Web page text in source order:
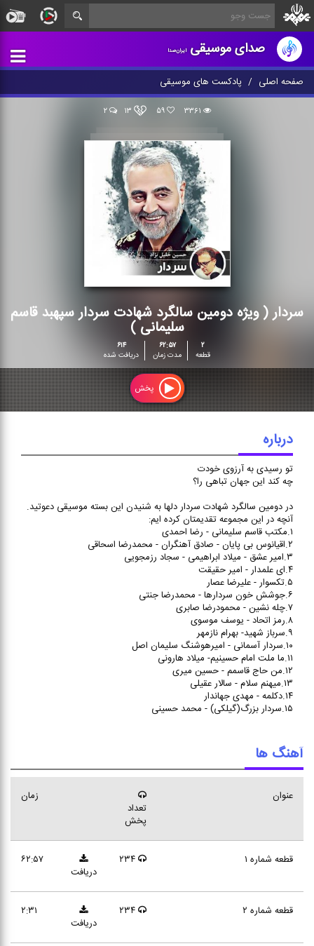
صدای موسیقیایران‌صدا
صفحه اصلی پادکست های موسیقی
۳۳۶۱ ۵۹ ۱۳ ۲
سالگرد شهادت سردار
سپهبد قاسم سلیمانی )
تو رسیدی به آرزوی خودت
چه کند این جهان تباهی را؟
در دومین سالگرد شهادت سردار
دلها به شنیدن این بسته
موسیقی دعوتید.
سردار ( ویژه دومین سالگرد شهادت سردار سپهبد قاسم
سلیمانی )
۲
قطعه
۶۲:۵۷
مدت زمان
۶۱۴
دریافت شده
پخش
درباره
تو رسیدی به آرزوی خودت
چه کند این جهان تباهی را؟
در دومین سالگرد شهادت سردار دلها به شنیدن این بسته موسیقی دعوتید.
آنچه در این مجموعه تقدیمتان کرده ایم:
۱.مکتب قاسم سلیمانی - رضا احمدی
۲.اقیانوس بی پایان - صادق آهنگران - محمدرضا اسحاقی
۳.امیر عشق - میلاد ابراهیمی - سجاد رزمجویی
۴.ای علمدار - امیر حقیقت
۵.تکسوار - علیرضا عصار
۶.جوشش خون سردارها - محمدرضا جنتی
۷.چله نشین - محمودرضا صابری
۸.رمز اتحاد - یوسف موسوی
۹.سرباز شهید- بهرام نازمهر
۱۰.سردار آسمانی - امیرهوشنگ سلیمان اصل
۱۱.ما ملت امام حسینیم- میلاد هارونی
۱۲.من حاج قاسمم - حسین میری
۱۳.میهنم سلام - سالار عقیلی
۱۴.دکلمه - مهدی جهاندار
۱۵.سردار بزرگ(گیلکی) - محمد حسینی
آهنگ ها
عنوان
زمان
تعداد
پخش
قطعه شماره ۱
۶۲:۵۷
دریافت
۲۳۴
قطعه شماره ۲
۲:۳۱
دریافت
۲۳۴